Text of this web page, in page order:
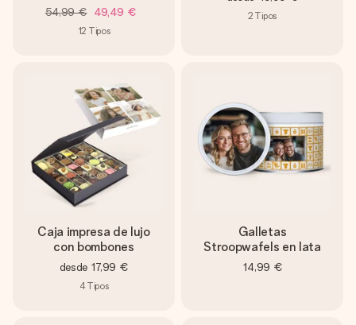
54,99 € 49,49 €
12 Tipos
2 Tipos
Caja impresa de lujo
con bombones
desde 17,99 €
4Tipos
Galletas
Stroopwafels en lata
14,99 €